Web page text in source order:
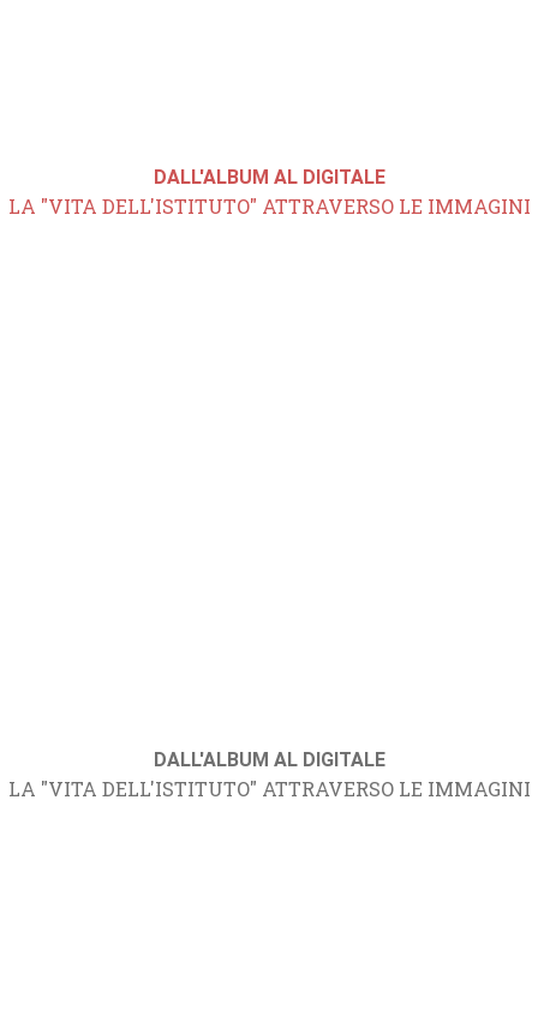
DALL'ALBUM AL DIGITALE
LA "VITA DELL'ISTITUTO" ATTRAVERSO LE IMMAGINI
DALL'ALBUM AL DIGITALE
LA "VITA DELL'ISTITUTO" ATTRAVERSO LE IMMAGINI